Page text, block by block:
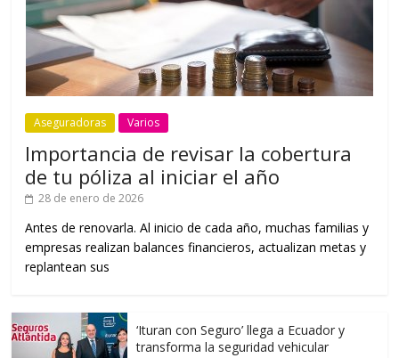
Aseguradoras Varios
Importancia de revisar la cobertura
de tu póliza al iniciar el año
28 de enero de 2026
Antes de renovarla. Al inicio de cada año, muchas familias y
empresas realizan balances financieros, actualizan metas y
replantean sus
‘Ituran con Seguro’ llega a Ecuador y
transforma la seguridad vehicular